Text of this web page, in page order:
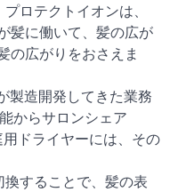
ロテクトイオンは、
髪に働いて、髪の広が
の広がりをおさえま
製造開発してきた業務
からサロンシェア
ドライヤーには、その
することで、髪の表